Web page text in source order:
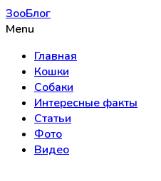
ЗооБлог
Menu
Главная
Кошки
Собаки
Интересные факты
Статьи
Фото
Видео